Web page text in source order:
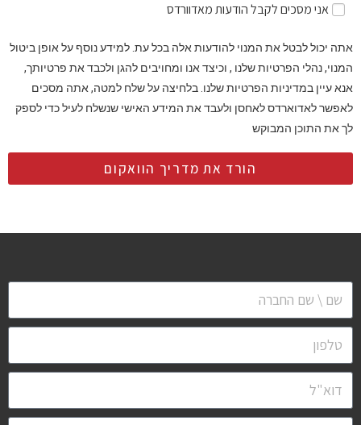
אני מסכים לקבל הודעות מאדוורדס
אתה יכול לבטל את המנוי להודעות אלה בכל עת. למידע נוסף על אופן ביטול
המנוי, נהלי הפרטיות שלנו , וכיצד אנו ומחויבים להגן ולכבד את פרטיותך,
אנא עיין במדיניות הפרטיות שלנו. בלחיצה על שלח למטה, אתה מסכים
לאפשר לאדוארדס לאחסן ולעבד את המידע האישי שנשלח לעיל כדי לספק
לך את התוכן המבוקש
הורד את מדריך הוואקום